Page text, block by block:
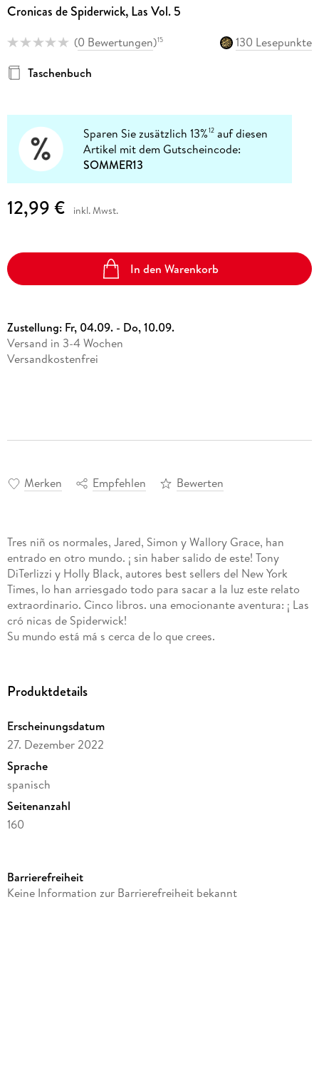
Cronicas de Spiderwick, Las Vol. 5
(0 Bewertungen)15
130 Lesepunkte
Taschenbuch
Sparen Sie zusätzlich 13%12 auf diesen
Artikel mit dem Gutscheincode:
SOMMER13
12,99 € inkl. Mwst.
In den Warenkorb
Zustellung: Fr, 04.09. - Do, 10.09.
Versand in 3-4 Wochen
Versandkostenfrei
Merken Empfehlen Bewerten
Tres niñ os normales, Jared, Simon y Wallory Grace, han
entrado en otro mundo. ¡ sin haber salido de este! Tony
DiTerlizzi y Holly Black, autores best sellers del New York
Times, lo han arriesgado todo para sacar a la luz este relato
extraordinario. Cinco libros. una emocionante aventura: ¡ Las
cró nicas de Spiderwick!
Su mundo está má s cerca de lo que crees.
Produktdetails
Erscheinungsdatum
27. Dezember 2022
Sprache
spanisch
Seitenanzahl
160
Autor/Autorin
Barrierefreiheit
Keine Information zur Barrierefreiheit bekannt